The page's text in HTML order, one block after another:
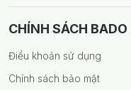
CHÍNH SÁCH BADO
Điều khoản sử dụng
Chính sách bảo mật